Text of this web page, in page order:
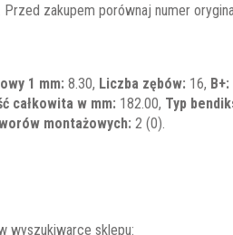
zakupem porównaj numer
1 mm: 8.30, Liczba zębów: 16, B+:
całkowita w mm: 182.00, Typ
montażowych: 2 (0).
wyszukiwarce sklepu: